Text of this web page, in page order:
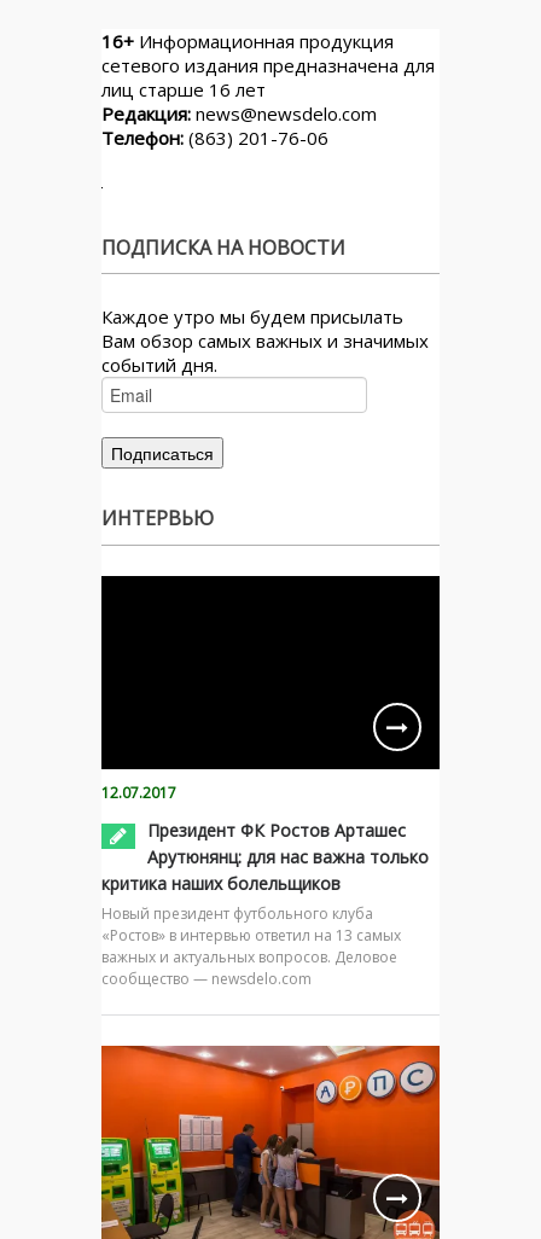
16+ Информационная продукция
сетевого издания предназначена для
лиц старше 16 лет
Редакция: news@newsdelo.com
Телефон: (863) 201-76-06
ПОДПИСКА НА НОВОСТИ
Каждое утро мы будем присылать
Вам обзор самых важных и значимых
событий дня.
ИНТЕРВЬЮ
12.07.2017
Президент ФК Ростов Арташес
Арутюнянц: для нас важна только
критика наших болельщиков
Новый президент футбольного клуба
«Ростов» в интервью ответил на 13 самых
важных и актуальных вопросов. Деловое
сообщество — newsdelo.com